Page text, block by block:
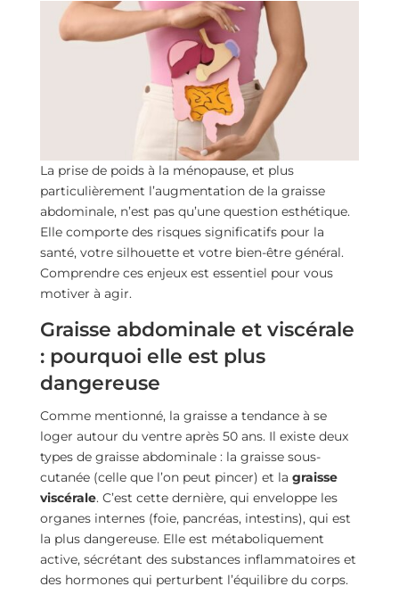
La prise de poids à la ménopause, et plus
particulièrement l’augmentation de la graisse
abdominale, n’est pas qu’une question esthétique.
Elle comporte des risques significatifs pour la
santé, votre silhouette et votre bien-être général.
Comprendre ces enjeux est essentiel pour vous
motiver à agir.
Graisse abdominale et viscérale
: pourquoi elle est plus
dangereuse
Comme mentionné, la graisse a tendance à se
loger autour du ventre après 50 ans. Il existe deux
types de graisse abdominale : la graisse sous-
cutanée (celle que l’on peut pincer) et la graisse
viscérale. C’est cette dernière, qui enveloppe les
organes internes (foie, pancréas, intestins), qui est
la plus dangereuse. Elle est métaboliquement
active, sécrétant des substances inflammatoires et
des hormones qui perturbent l’équilibre du corps.